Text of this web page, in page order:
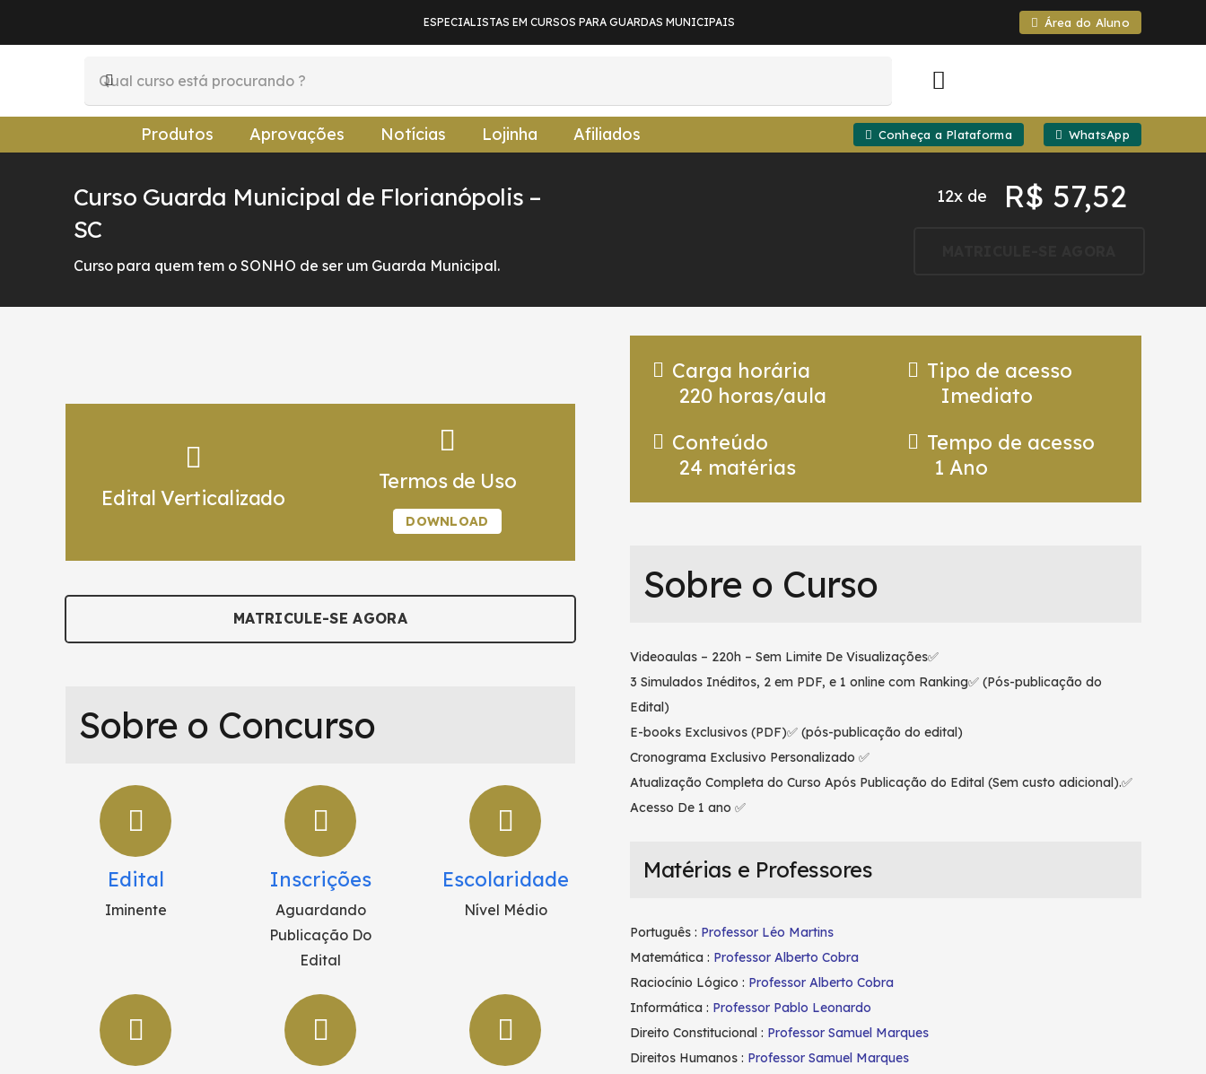
ESPECIALISTAS EM CURSOS PARA GUARDAS MUNICIPAIS Área do Aluno
Produtos Aprovações Notícias Lojinha Afiliados Conheça a Plataforma WhatsApp
Curso Guarda Municipal de Florianópolis –
SC
Curso para quem tem o SONHO de ser um Guarda Municipal.
12x de R$ 57,52
Edital Verticalizado
Termos de Uso
DOWNLOAD
MATRICULE-SE AGORA
Sobre o Concurso
Edital
Iminente
Inscrições
Aguardando
Publicação Do
Edital
Escolaridade
Nível Médio
Carga horária
220 horas/aula
Conteúdo
24 matérias
Tipo de acesso
Imediato
Tempo de acesso
1 Ano
Sobre o Curso
Videoaulas – 220h – Sem Limite De Visualizações✅
3 Simulados Inéditos, 2 em PDF, e 1 online com Ranking✅ (Pós-publicação do
Edital)
E-books Exclusivos (PDF)✅ (pós-publicação do edital)
Cronograma Exclusivo Personalizado ✅
Atualização Completa do Curso Após Publicação do Edital (Sem custo adicional).✅
Acesso De 1 ano ✅
Matérias e Professores
Português : Professor Léo Martins
Matemática : Professor Alberto Cobra
Raciocínio Lógico : Professor Alberto Cobra
Informática : Professor Pablo Leonardo
Direito Constitucional : Professor Samuel Marques
Direitos Humanos : Professor Samuel Marques